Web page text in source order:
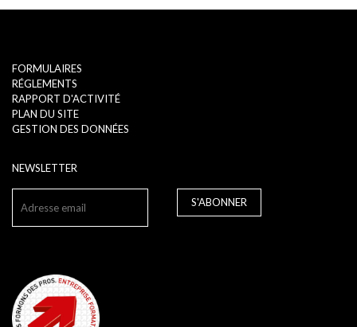
FORMULAIRES
RÉGLEMENTS
RAPPORT D'ACTIVITÉ
PLAN DU SITE
GESTION DES DONNÉES
NEWSLETTER
S'ABONNER